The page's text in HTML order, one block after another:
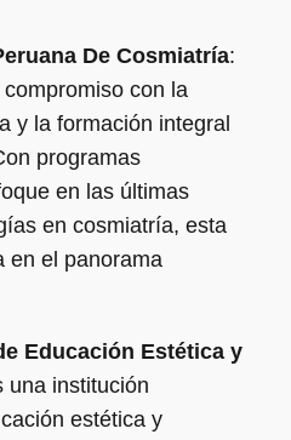
De Cosmiatría:
con la
y la formación integral
programas
en las últimas
en cosmiatría, esta
en el panorama
Educación Estética y
una institución
estética y